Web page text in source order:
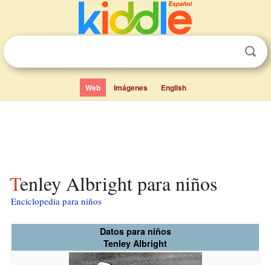
Web Imágenes English
Tenley Albright para niños
Enciclopedia para niños
Datos para niños
Tenley Albright